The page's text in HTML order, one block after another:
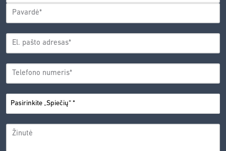
Vardas
EL.
ADRESAS*
TELEFONO
NUMERIS*
PASIRINKITE
„SPIEČIŲ“*
ŽINUTĖ